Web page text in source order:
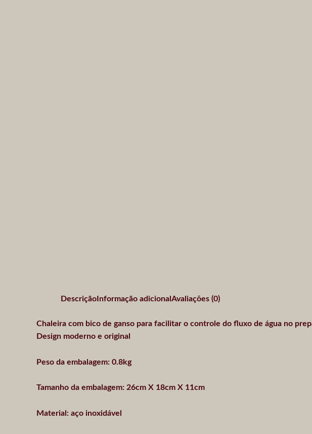
Descrição Informação adicional Avaliações (0)
Chaleira com bico de ganso para facilitar o controle do fluxo de água no
Design moderno e original
Peso da embalagem: 0.8kg
Tamanho da embalagem: 26cm X 18cm X 11cm
Material: aço inoxidável